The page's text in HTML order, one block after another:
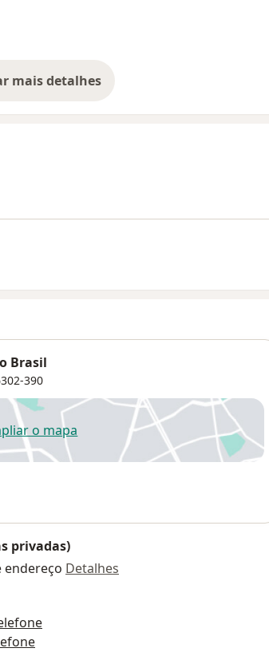
mais detalhes
sobre a experiência
Brasil
390
o mapa
abre num novo separador
privadas)
endereço Detalhes